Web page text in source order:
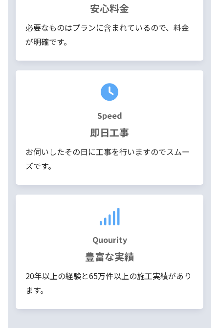
安心料金
必要なものはプランに含まれているので、料金
が明確です。
Speed
即日工事
お伺いしたその日に工事を行いますのでスムー
ズです。
Quourity
豊富な実績
20年以上の経験と65万件以上の施工実績があり
ます。